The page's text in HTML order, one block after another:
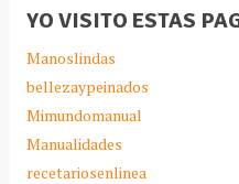
YO VISITO ESTAS
Manoslindas
bellezaypeinados
Mimundomanual
Manualidades
recetariosenlinea